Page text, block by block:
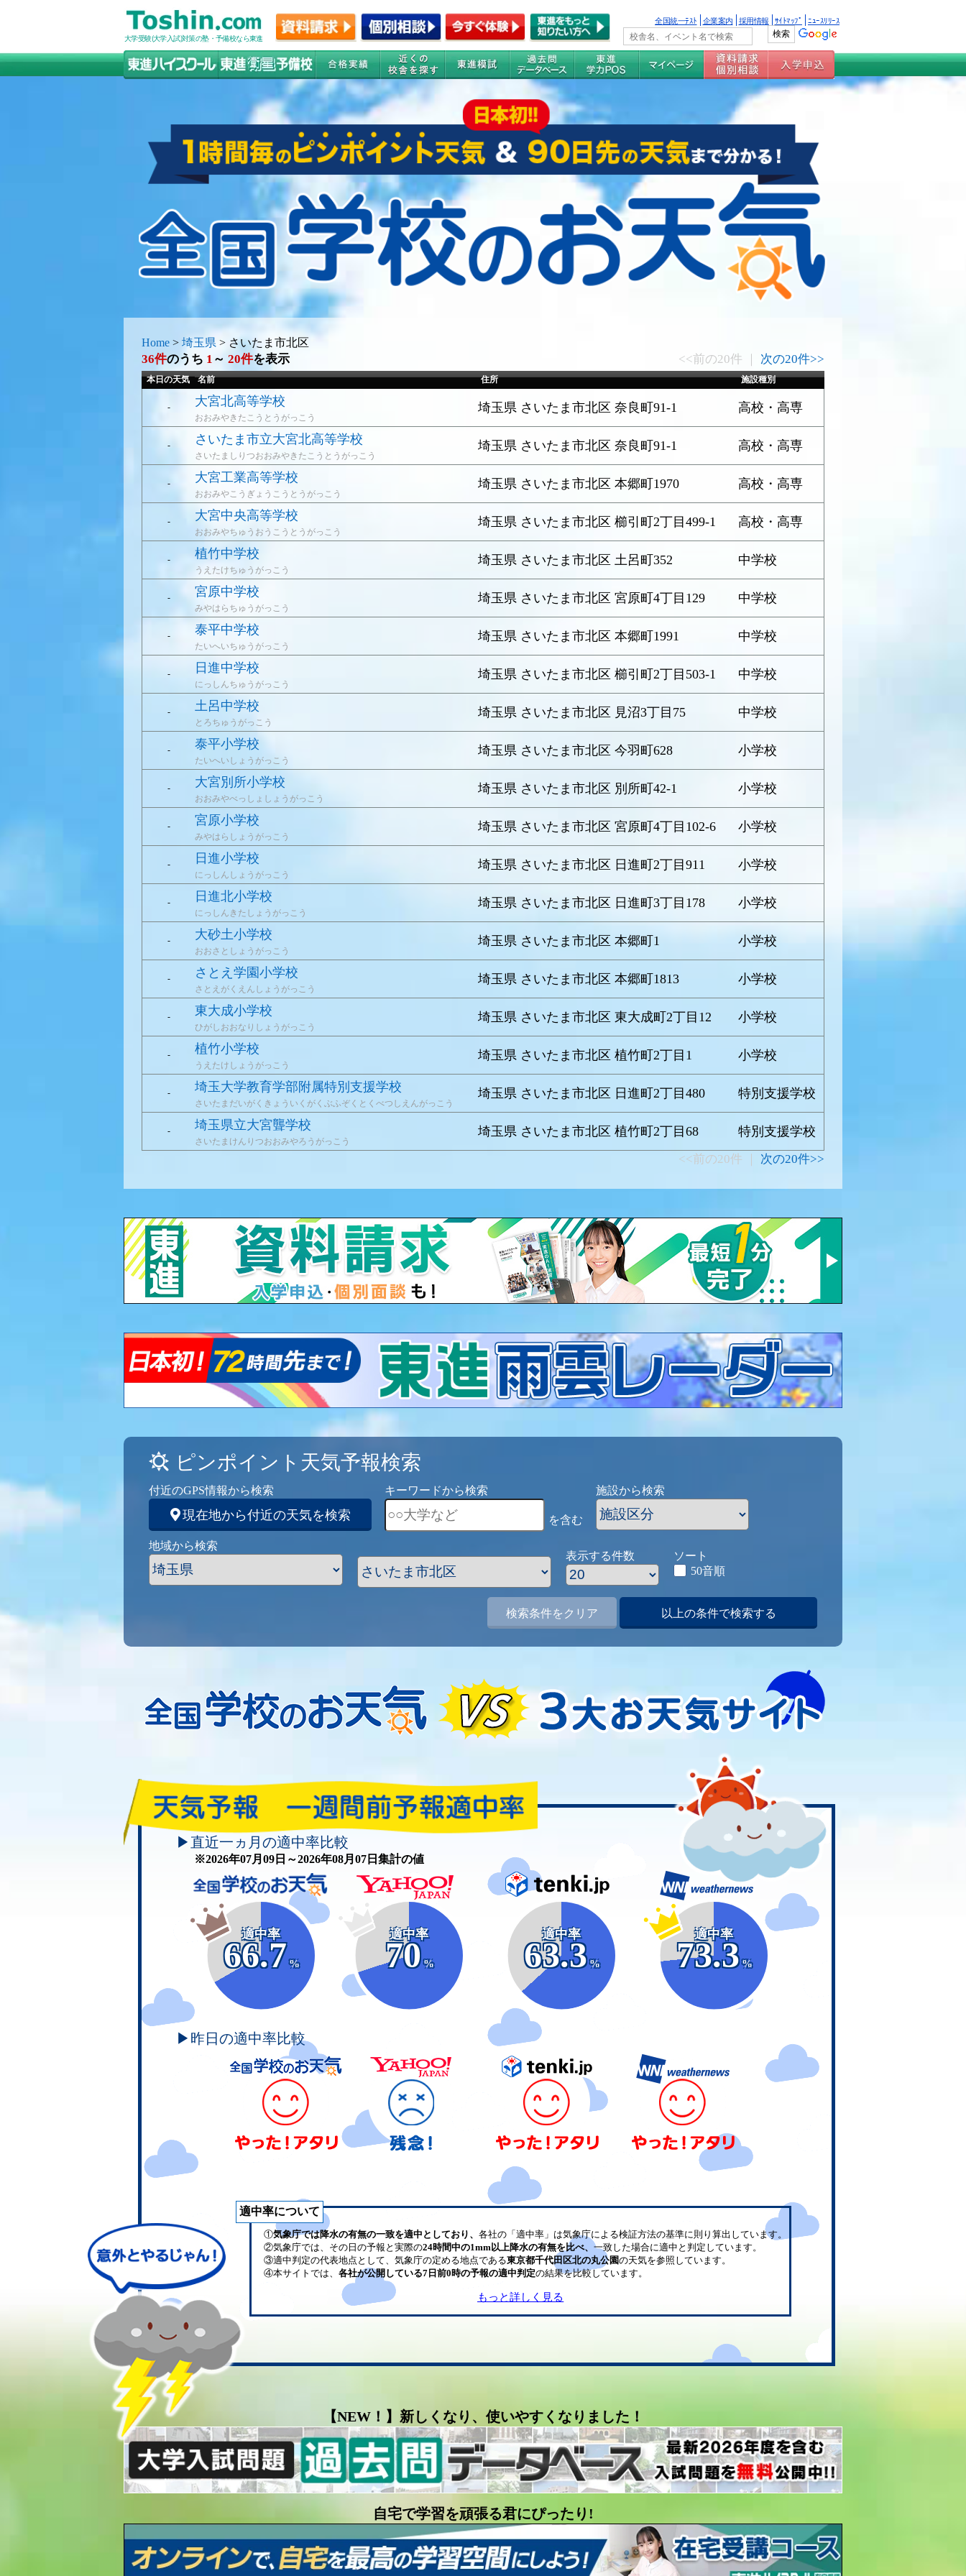
大学受験(大学入試)対策の塾・予備校なら東進
全国統一ﾃｽﾄ 企業案内 採用情報 ｻｲﾄﾏｯﾌﾟ ﾆｭｰｽﾘﾘｰｽ
Home > 埼玉県 > さいたま市北区
36件のうち 1 ～ 20件を表示 <<前の20件 ｜ 次の20件>>
本日の天気 名前 住所 施設種別
- 大宮北高等学校
おおみやきたこうとうがっこう
埼玉県 さいたま市北区 奈良町91-1 高校・高専
- さいたま市立大宮北高等学校
さいたましりつおおみやきたこうとうがっこう
埼玉県 さいたま市北区 奈良町91-1 高校・高専
- 大宮工業高等学校
おおみやこうぎょうこうとうがっこう
埼玉県 さいたま市北区 本郷町1970 高校・高専
- 大宮中央高等学校
おおみやちゅうおうこうとうがっこう
埼玉県 さいたま市北区 櫛引町2丁目499-1 高校・高専
- 植竹中学校
うえたけちゅうがっこう
埼玉県 さいたま市北区 土呂町352 中学校
- 宮原中学校
みやはらちゅうがっこう
埼玉県 さいたま市北区 宮原町4丁目129 中学校
- 泰平中学校
たいへいちゅうがっこう
埼玉県 さいたま市北区 本郷町1991 中学校
- 日進中学校
にっしんちゅうがっこう
埼玉県 さいたま市北区 櫛引町2丁目503-1 中学校
- 土呂中学校
とろちゅうがっこう
埼玉県 さいたま市北区 見沼3丁目75 中学校
- 泰平小学校
たいへいしょうがっこう
埼玉県 さいたま市北区 今羽町628 小学校
- 大宮別所小学校
おおみやべっしょしょうがっこう
埼玉県 さいたま市北区 別所町42-1 小学校
- 宮原小学校
みやはらしょうがっこう
埼玉県 さいたま市北区 宮原町4丁目102-6 小学校
- 日進小学校
にっしんしょうがっこう
埼玉県 さいたま市北区 日進町2丁目911 小学校
- 日進北小学校
にっしんきたしょうがっこう
埼玉県 さいたま市北区 日進町3丁目178 小学校
- 大砂土小学校
おおさとしょうがっこう
埼玉県 さいたま市北区 本郷町1 小学校
- さとえ学園小学校
さとえがくえんしょうがっこう
埼玉県 さいたま市北区 本郷町1813 小学校
- 東大成小学校
ひがしおおなりしょうがっこう
埼玉県 さいたま市北区 東大成町2丁目12 小学校
- 植竹小学校
うえたけしょうがっこう
埼玉県 さいたま市北区 植竹町2丁目1 小学校
- 埼玉大学教育学部附属特別支援学校
さいたまだいがくきょういくがくぶふぞくとくべつしえんがっこう
埼玉県 さいたま市北区 日進町2丁目480 特別支援学校
- 埼玉県立大宮聾学校
さいたまけんりつおおみやろうがっこう
埼玉県 さいたま市北区 植竹町2丁目68 特別支援学校
<<前の20件 ｜ 次の20件>>
ピンポイント天気予報検索
付近のGPS情報から検索
現在地から付近の天気を検索
キーワードから検索
を含む
施設から検索
地域から検索
表示する件数
ソート
50音順
検索条件をクリア 以上の条件で検索する
▶直近一ヵ月の適中率比較
※2026年07月09日～2026年08月07日集計の値
適中率
66.7
%
適中率
70
%
適中率
63.3
%
適中率
73.3
%
▶昨日の適中率比較
適中率について
①気象庁では降水の有無の一致を適中としており、 各社の「適中率」は気象庁による検証方法の基準に則り算出しています。
②気象庁では、その日の予報と実際の24時間中の1mm以上降水の有無を比べ、 一致した場合に適中と判定しています。
③適中判定の代表地点として、気象庁の定める地点である東京都千代田区北の丸公園の天気を参照しています。
④本サイトでは、 各社が公開している7日前0時の予報の適中判定の結果を比較しています。
もっと詳しく見る
【NEW！】新しくなり、使いやすくなりました！
自宅で学習を頑張る君にぴったり!